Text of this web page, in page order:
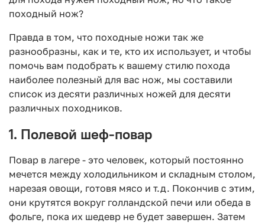
походный нож?
Правда в том, что походные ножи так же
разнообразны, как и те, кто их использует, и чтобы
помочь вам подобрать к вашему стилю похода
наиболее полезный для вас нож, мы составили
список из десяти различных ножей для десяти
различных походников.
1. Полевой шеф-повар
Повар в лагере - это человек, который постоянно
мечется между холодильником и складным столом,
нарезая овощи, готовя мясо и т.д. Покончив с этим,
они крутятся вокруг голландской печи или обеда в
фольге, пока их шедевр не будет завершен. Затем